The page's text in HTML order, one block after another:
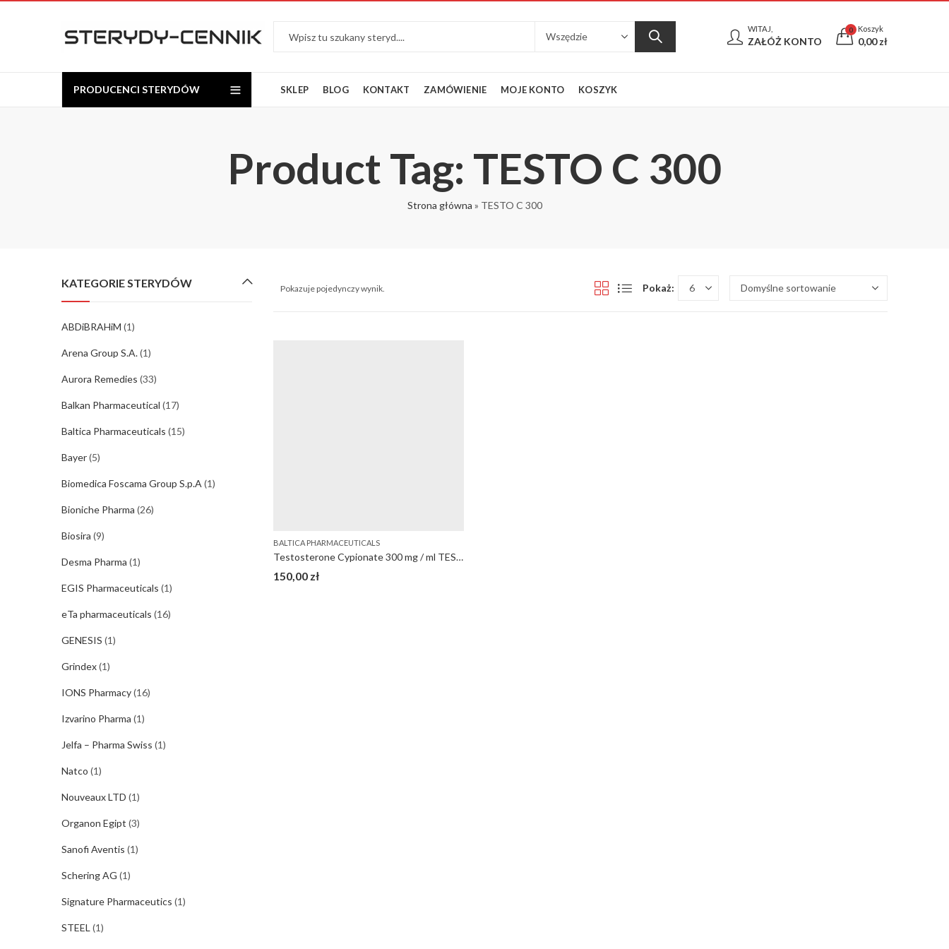
WITAJ,
ZAŁÓŻ KONTO
0 Koszyk
0,00zł
PRODUCENCI STERYDÓW SKLEP BLOG KONTAKT ZAMÓWIENIE MOJE KONTO KOSZYK
Product Tag: TESTO C 300
Strona główna » TESTO C 300
Pokazuje pojedynczy wynik. Pokaż:
BALTICA PHARMACEUTICALS
Testosterone Cypionate 300 mg / ml TESTO C 300 Baltica
150,00 zł
KATEGORIE STERYDÓW
ABDiBRAHiM (1)
Arena Group S.A.(1)
Aurora Remedies (33)
Balkan Pharmaceutical (17)
Baltica Pharmaceuticals (15)
Bayer(5)
Biomedica Foscama Group S.p.A (1)
Bioniche Pharma (26)
Biosira (9)
Desma Pharma (1)
EGIS Pharmaceuticals (1)
eTa pharmaceuticals (16)
GENESIS (1)
Grindex(1)
IONS Pharmacy(16)
Izvarino Pharma (1)
Jelfa – Pharma Swiss (1)
Natco (1)
Nouveaux LTD (1)
Organon Egipt (3)
Sanofi Aventis (1)
Schering AG (1)
Signature Pharmaceutics (1)
STEEL (1)